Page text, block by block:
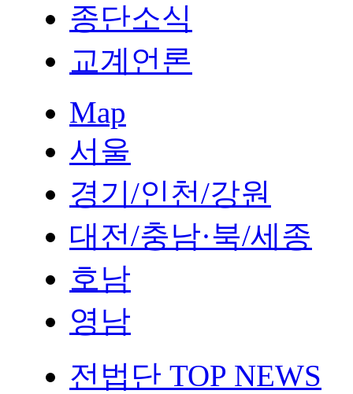
종단소식
교계언론
Map
서울
경기/인천/강원
대전/충남·북/세종
호남
영남
전법단 TOP NEWS